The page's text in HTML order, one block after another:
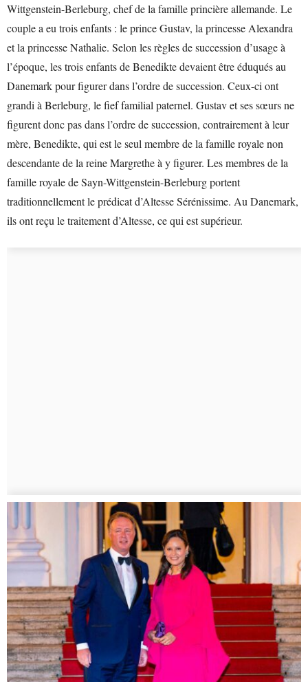
Wittgenstein-Berleburg, chef de la famille princière allemande. Le
couple a eu trois enfants : le prince Gustav, la princesse Alexandra
et la princesse Nathalie. Selon les règles de succession d’usage à
l’époque, les trois enfants de Benedikte devaient être éduqués au
Danemark pour figurer dans l’ordre de succession. Ceux-ci ont
grandi à Berleburg, le fief familial paternel. Gustav et ses sœurs ne
figurent donc pas dans l’ordre de succession, contrairement à leur
mère, Benedikte, qui est le seul membre de la famille royale non
descendante de la reine Margrethe à y figurer. Les membres de la
famille royale de Sayn-Wittgenstein-Berleburg portent
traditionnellement le prédicat d’Altesse Sérénissime. Au Danemark,
ils ont reçu le traitement d’Altesse, ce qui est supérieur.